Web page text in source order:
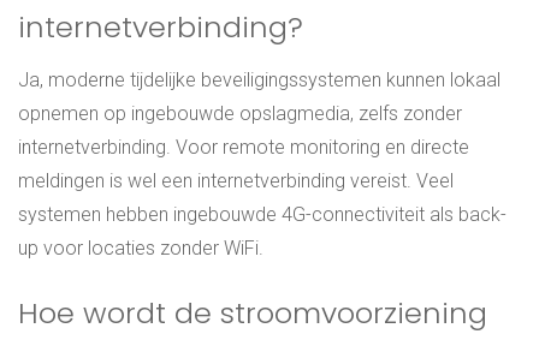
internetverbinding?
Ja, moderne tijdelijke beveiligingssystemen kunnen lokaal
opnemen op ingebouwde opslagmedia, zelfs zonder
internetverbinding. Voor remote monitoring en directe
meldingen is wel een internetverbinding vereist. Veel
systemen hebben ingebouwde 4G-connectiviteit als back-
up voor locaties zonder WiFi.
Hoe wordt de stroomvoorziening